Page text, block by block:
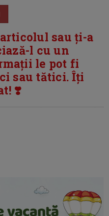
sau ți-a
l cu un
le pot fi
sau tătici. Îți
❣️